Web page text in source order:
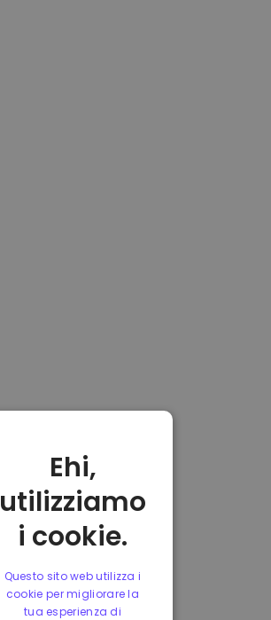
Ehi,
utilizziamo
i cookie.
Questo sito web utilizza i
cookie per migliorare la
tua esperienza di